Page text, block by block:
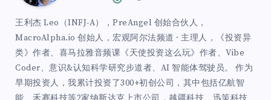
王利杰 Leo（INFJ-A），PreAngel 创始合伙人，
MacroAlpha.io 创始人，宏观阿尔法频道 · 主理人，《投资异
类》作者、喜马拉雅音频课《天使投资这么玩》作者、Vibe
Coder、意识&认知科学研究步道者、AI 智能体驾驶员。 作为
早期投资人，我累计投资了300+初创公司，其中包括亿航智